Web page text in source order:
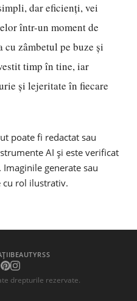
dar eficienți, vei
într-un moment de
cu zâmbetul pe buze și
timp în tine, iar
și lejeritate în fiecare
poate fi redactat sau
AI și este verificat
generate sau
cu rol ilustrativ.
BEAUTYRSS
drepturile rezervate.